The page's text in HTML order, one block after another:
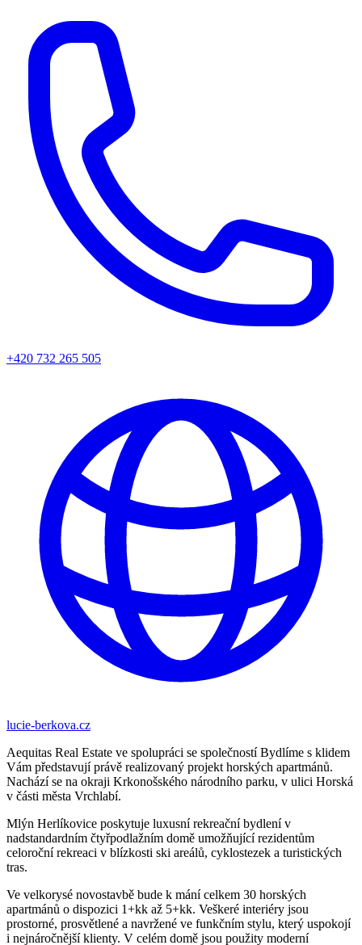
+420 732 265 505
lucie-berkova.cz
Aequitas Real Estate ve spolupráci se společností Bydlíme s klidem
Vám představují právě realizovaný projekt horských apartmánů.
Nachází se na okraji Krkonošského národního parku, v ulici Horská
v části města Vrchlabí.
Mlýn Herlíkovice poskytuje luxusní rekreační bydlení v
nadstandardním čtyřpodlažním domě umožňující rezidentům
celoroční rekreaci v blízkosti ski areálů, cyklostezek a turistických
tras.
Ve velkorysé novostavbě bude k mání celkem 30 horských
apartmánů o dispozici 1+kk až 5+kk. Veškeré interiéry jsou
prostorné, prosvětlené a navržené ve funkčním stylu, který uspokojí
i nejnáročnější klienty. V celém domě jsou použity moderní